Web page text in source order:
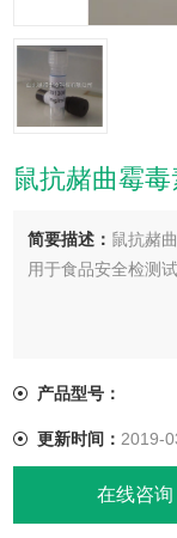
鼠抗赭曲霉
简要描述： 鼠抗赭
用于食品安全检测
产品型号：
更新时间： 2019-
在线咨询